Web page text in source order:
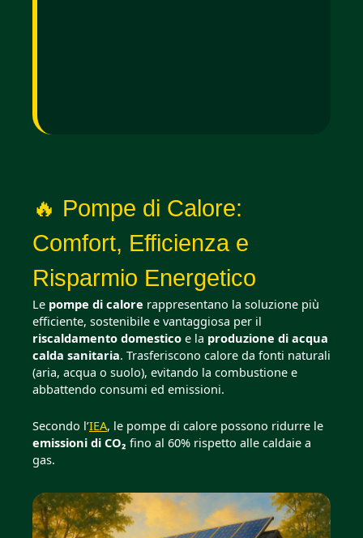
🔥 Pompe di Calore:
Comfort, Efficienza e
Risparmio Energetico
Le pompe di calore rappresentano la soluzione più
efficiente, sostenibile e vantaggiosa per il
riscaldamento domestico e la produzione di acqua
calda sanitaria. Trasferiscono calore da fonti naturali
(aria, acqua o suolo), evitando la combustione e
abbattendo consumi ed emissioni.
Secondo l’IEA, le pompe di calore possono ridurre le
emissioni di CO₂ fino al 60% rispetto alle caldaie a
gas.